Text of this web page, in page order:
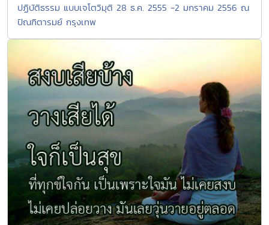
ปฏิบัติธรรม แบบเจโตวิมุติ 28 ธ.ค. 2555 -2 มกราคม 2556 ณ
ปัณฑิตารมย์ กรุงเทพ